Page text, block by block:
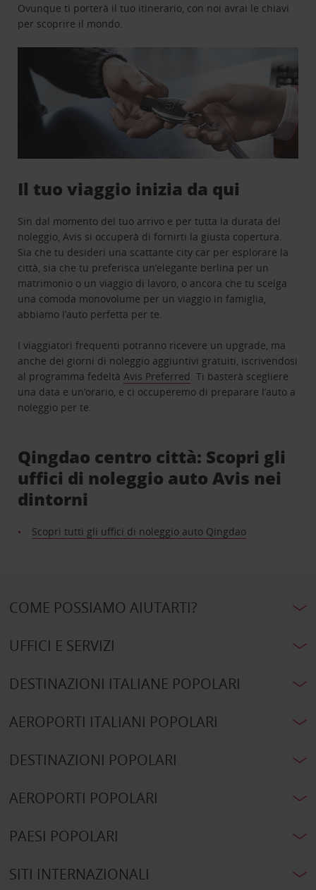
Ovunque ti porterà il tuo itinerario, con noi avrai le chiavi
per scoprire il mondo.
Il tuo viaggio inizia da qui
Sin dal momento del tuo arrivo e per tutta la durata del
noleggio, Avis si occuperà di fornirti la giusta copertura.
Sia che tu desideri una scattante city car per esplorare la
città, sia che tu preferisca un’elegante berlina per un
matrimonio o un viaggio di lavoro, o ancora che tu scelga
una comoda monovolume per un viaggio in famiglia,
abbiamo l’auto perfetta per te.
I viaggiatori frequenti potranno ricevere un upgrade, ma
anche dei giorni di noleggio aggiuntivi gratuiti, iscrivendosi
al programma fedeltàAvis Preferred. Ti basterà scegliere
una data e un’orario, e ci occuperemo di preparare l’auto a
noleggio per te.
Qingdao centro città: Scopri gli
uffici di noleggio auto Avis nei
dintorni
Scopri tutti gli uffici di noleggio auto Qingdao
COME POSSIAMO AIUTARTI?
UFFICI E SERVIZI
DESTINAZIONI ITALIANE POPOLARI
AEROPORTI ITALIANI POPOLARI
DESTINAZIONI POPOLARI
AEROPORTI POPOLARI
PAESI POPOLARI
SITI INTERNAZIONALI